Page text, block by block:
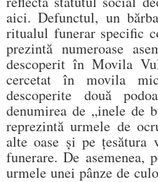
aici. Defunctul, un
ritualul funerar specific
prezintă numeroase
descoperit în Movila
cercetat în movila
descoperite două
denumirea de „inele de
reprezintă urmele de
alte oase și pe țesătura
funerare. De asemenea,
urmele unei pânze de